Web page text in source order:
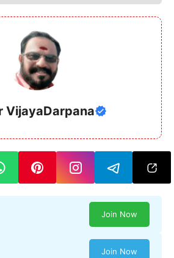
VijayaDarpana
Join Now
Join Now